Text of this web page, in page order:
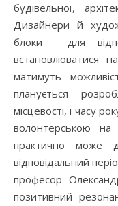
будівельної,
Дизайнери й
блоки для
встановлюватися
матимуть
планується
місцевості, і часу
волонтерською
практично може
відповідальний
професор
позитивний